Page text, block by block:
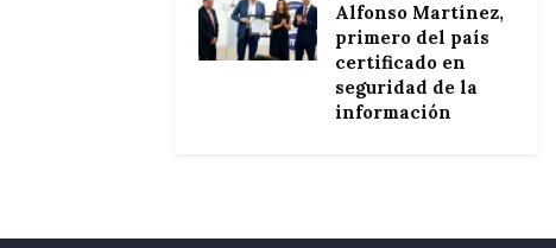
Alfonso Martínez,
primero del país
certificado en
seguridad de la
información